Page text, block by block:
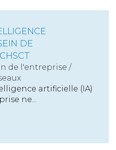
DE
de l'entreprise /
artificielle (IA)
ne...